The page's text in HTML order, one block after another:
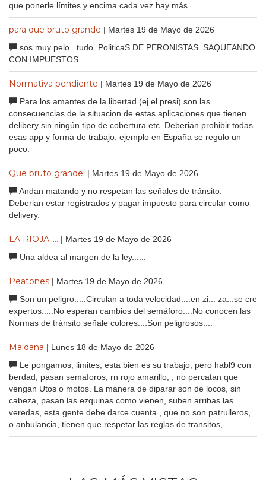
que ponerle límites y encima cada vez hay más
para que bruto grande | Martes 19 de Mayo de 2026
sos muy pelo...tudo. PoliticaS DE PERONISTAS. SAQUEANDO
CON IMPUESTOS
Normativa pendiente | Martes 19 de Mayo de 2026
Para los amantes de la libertad (ej el presi) son las
consecuencias de la situacion de estas aplicaciones que tienen
delibery sin ningún tipo de cobertura etc. Deberian prohibir todas
esas app y forma de trabajo. ejemplo en España se regulo un
poco.
Que bruto grande! | Martes 19 de Mayo de 2026
Andan matando y no respetan las señales de tránsito.
Deberian estar registrados y pagar impuesto para circular como
delivery.
LA RIOJA..... | Martes 19 de Mayo de 2026
Una aldea al margen de la ley......
Peatones | Martes 19 de Mayo de 2026
Son un peligro.....Circulan a toda velocidad....en zi... za...se cre
expertos.....No esperan cambios del semáforo....No conocen las
Normas de tránsito señale colores....Son peligrosos....
Maidana | Lunes 18 de Mayo de 2026
Le pongamos, limites, esta bien es su trabajo, pero habl9 con
berdad, pasan semaforos, rn rojo amarillo, , no percatan que
vengan Utos o motos. La manera de diparar son de locos, sin
cabeza, pasan las ezquinas como vienen, suben arribas las
veredas, esta gente debe darce cuenta , que no son patrulleros,
o anbulancia, tienen que respetar las reglas de transitos,